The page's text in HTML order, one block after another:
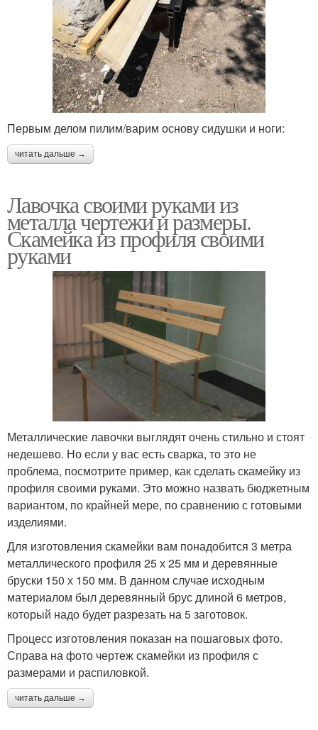
Первым делом пилим/варим основу сидушки и ноги:
читать дальше →
Лавочка своими руками из
металла чертежи и размеры.
Скамейка из профиля своими
руками
Металлические лавочки выглядят очень стильно и стоят
недешево. Но если у вас есть сварка, то это не
проблема, посмотрите пример, как сделать скамейку из
профиля своими руками. Это можно назвать бюджетным
вариантом, по крайней мере, по сравнению с готовыми
изделиями.
Для изготовления скамейки вам понадобится 3 метра
металлического профиля 25 х 25 мм и деревянные
бруски 150 х 150 мм. В данном случае исходным
материалом был деревянный брус длиной 6 метров,
который надо будет разрезать на 5 заготовок.
Процесс изготовления показан на пошаговых фото.
Справа на фото чертеж скамейки из профиля с
размерами и распиловкой.
читать дальше →